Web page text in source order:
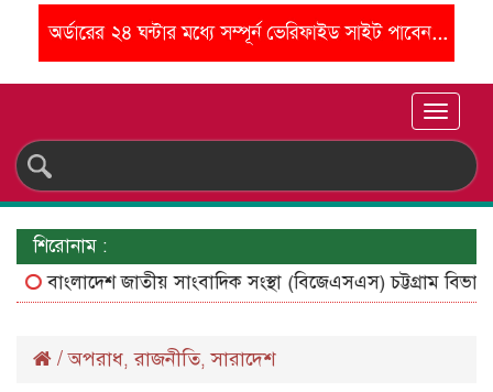
Toggle
শিরোনাম :
বাংলাদেশ জাতীয় সাংবাদিক সংস্থা (বিজেএসএস) চট্টগ্রাম
/অপরাধ,রাজনীতি,সারাদেশ